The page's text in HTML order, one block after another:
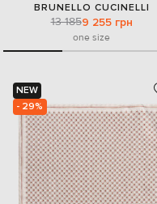
BRUNELLO CUCINELLI
13 1859 255 грн
one size
NEW
- 29%